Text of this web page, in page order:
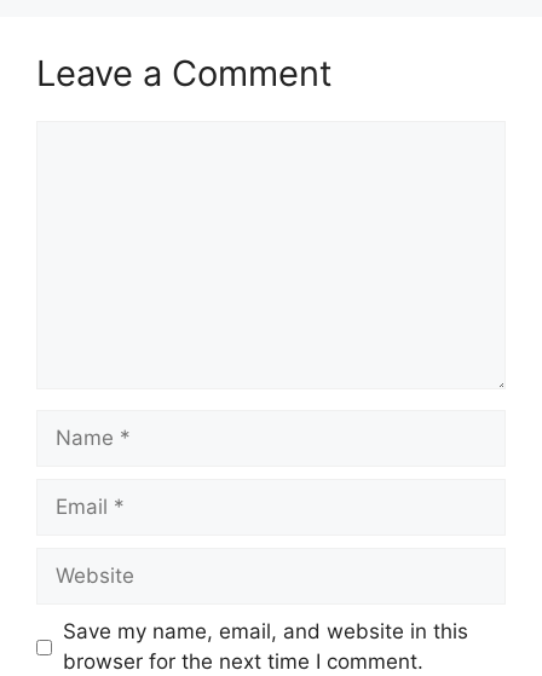
Leave a Comment
Name
Email
Website
Save my name, email, and website in this
browser for the next time I comment.